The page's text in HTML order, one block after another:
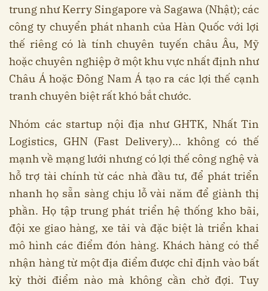
trung như Kerry Singapore và Sagawa (Nhật); các
công ty chuyển phát nhanh của Hàn Quốc với lợi
thế riêng có là tính chuyên tuyến châu Âu, Mỹ
hoặc chuyên nghiệp ở một khu vực nhất định như
Châu Á hoặc Đông Nam Á tạo ra các lợi thế cạnh
tranh chuyên biệt rất khó bắt chước.
Nhóm các startup nội địa như GHTK, Nhất Tin
Logistics, GHN (Fast Delivery)... không có thế
mạnh về mạng lưới nhưng có lợi thế công nghệ và
hỗ trợ tài chính từ các nhà đầu tư, để phát triển
nhanh họ sẵn sàng chịu lỗ vài năm để giành thị
phần. Họ tập trung phát triển hệ thống kho bãi,
đội xe giao hàng, xe tải và đặc biệt là triển khai
mô hình các điểm đón hàng. Khách hàng có thể
nhận hàng từ một địa điểm được chỉ định vào bất
kỳ thời điểm nào mà không cần chờ đợi. Tuy